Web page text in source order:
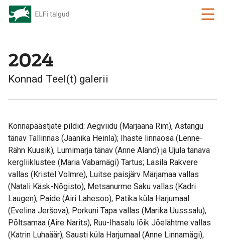
2024
Konnad Teel(t) galerii
Konnapäästjate pildid: Aegviidu (Marjaana Rim), Astangu
tänav Tallinnas (Jaanika Heinla); Ihaste linnaosa (Lenne-
Rähn Kuusik), Lumimarja tänav (Anne Aland) ja Ujula tänava
kergliiklustee (Maria Vabamägi) Tartus; Lasila Rakvere
vallas (Kristel Volmre), Luitse paisjärv Märjamaa vallas
(Natali Käsk-Nõgisto), Metsanurme Saku vallas (Kadri
Laugen), Paide (Airi Lahesoo), Patika küla Harjumaal
(Evelina Jeršova), Porkuni Tapa vallas (Marika Uusssalu),
Põltsamaa (Aire Narits), Ruu-Ihasalu lõik Jõelähtme vallas
(Katrin Luhaäär), Sausti küla Harjumaal (Anne Linnamägi),